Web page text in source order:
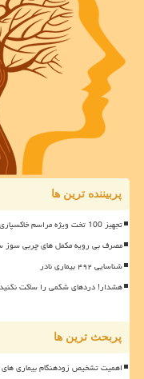
پربیننده ترین ها
تجهیز 100 تخت ویژه مراسم خاکسپاری رهبر شهید در بیمارستان صحرایی مصلی به علاوه فیلم
مصرف بی رویه مکمل های چربی سوز
شناسایی ۴۹۲ بیماری نادر
هشدار! دردهای شکمی را ساکت نکنید
پربحث ترین ها
اهمیت تشخیص زودهنگام بیماری